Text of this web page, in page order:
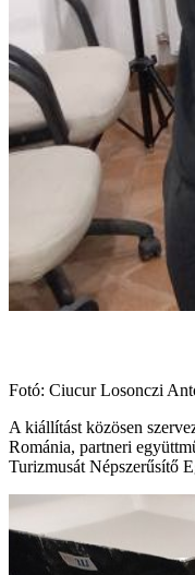
Fotó: Ciucur Losonczi
A kiállítást közösen
Románia, partneri
Turizmusát Népszerűsítő